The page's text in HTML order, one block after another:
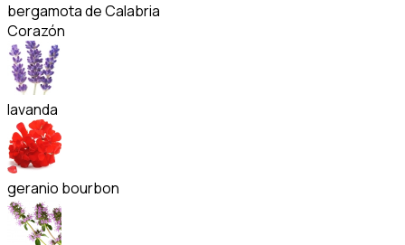
bergamota de Calabria
Corazón
lavanda
geranio bourbon